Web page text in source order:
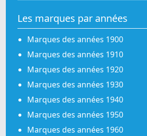
Les marques par années
Marques des années 1900
Marques des années 1910
Marques des années 1920
Marques des années 1930
Marques des années 1940
Marques des années 1950
Marques des années 1960